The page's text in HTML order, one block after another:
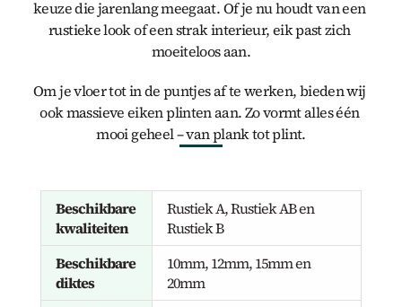
keuze die jarenlang meegaat. Of je nu houdt van een
rustieke look of een strak interieur, eik past zich
moeiteloos aan.
Om je vloer tot in de puntjes af te werken, bieden wij
ook massieve eiken plinten aan. Zo vormt alles één
mooi geheel – van plank tot plint.
Beschikbare
kwaliteiten
Rustiek A, Rustiek AB en
Rustiek B
Beschikbare
diktes
10mm, 12mm, 15mm en
20mm